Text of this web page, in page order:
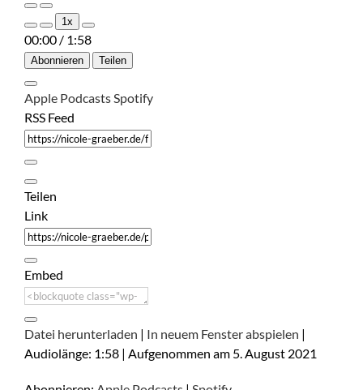
Play
Episode
Pause
Episode
1x
00:00 / 1:58
Abonnieren Teilen
Apple PodcastsSpotify
RSS Feed
Teilen
Link
Embed
Datei herunterladen | In neuem Fenster abspielen |
Audiolänge: 1:58 | Aufgenommen am 5. August 2021